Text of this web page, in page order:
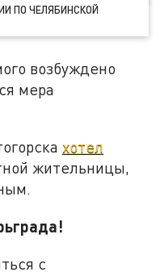
ПО ЧЕЛЯБИНСКОЙ
возбуждено
мера
хотел
жительницы,
с